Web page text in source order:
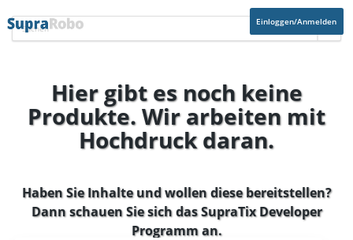
Einloggen/Anmelden
Hier gibt es noch keine
Produkte. Wir arbeiten mit
Hochdruck daran.
Haben Sie Inhalte und wollen diese bereitstellen?
Dann schauen Sie sich dasSupraTix Developer
Programman.